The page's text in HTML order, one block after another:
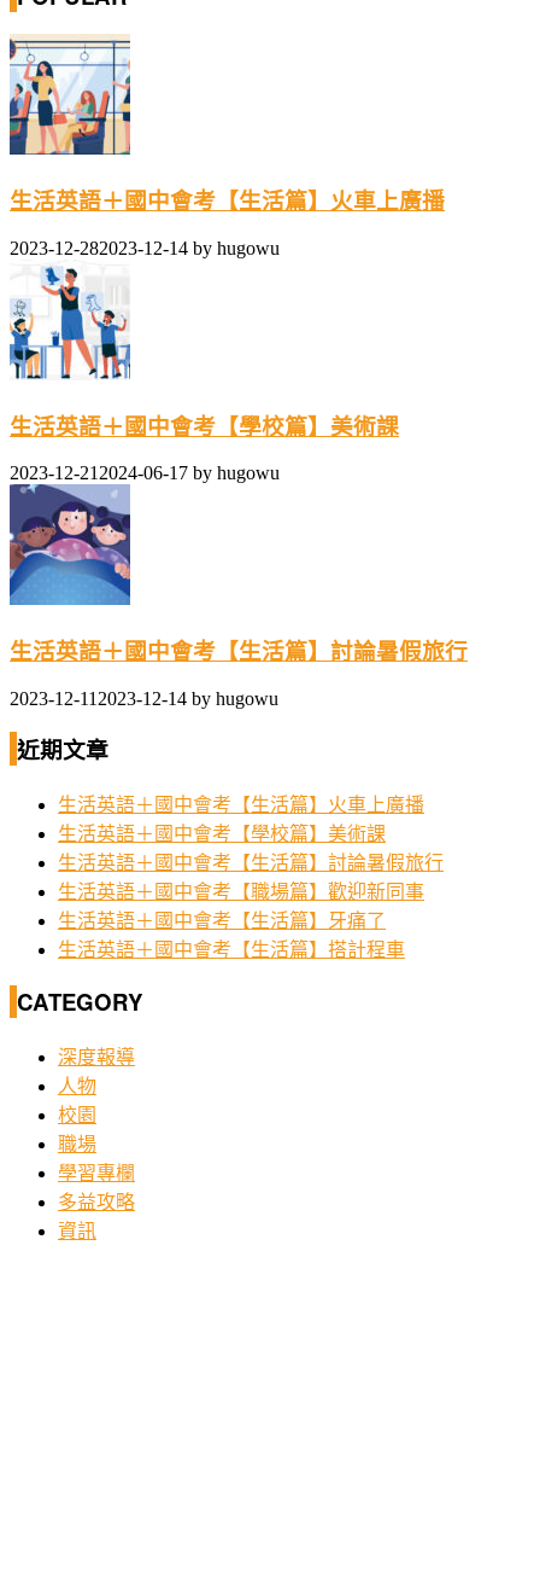
生活英語＋國中會考【生活篇】火車上廣播
2023-12-282023-12-14 by hugowu
生活英語＋國中會考【學校篇】美術課
2023-12-21 2024-06-17 by hugowu
生活英語＋國中會考【生活篇】討論暑假旅行
2023-12-11 2023-12-14 by hugowu
近期文章
生活英語＋國中會考【生活篇】火車上廣播
生活英語＋國中會考【學校篇】美術課
生活英語＋國中會考【生活篇】討論暑假旅行
生活英語＋國中會考【職場篇】歡迎新同事
生活英語＋國中會考【生活篇】牙痛了
生活英語＋國中會考【生活篇】搭計程車
CATEGORY
深度報導
人物
校園
職場
學習專欄
多益攻略
資訊